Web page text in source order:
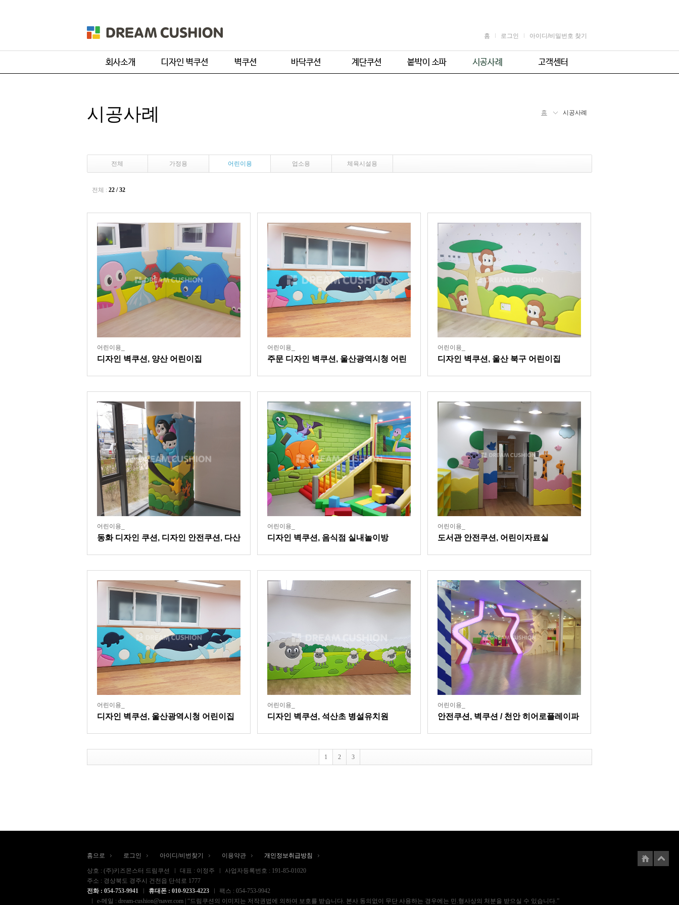
홈 로그인 아이디/비밀번호 찾기
품목별 제작과정
원단컬러샘플
자주 묻는 질문
홈 시공사례
시공사례
전체 가정용 어린이용 업소용 체육시설용
전체 : 22 / 32
어린이용_
디자인 벽쿠션, 양산 어린이집
어린이용_
주문 디자인 벽쿠션, 울산광역시청 어린
어린이용_
디자인 벽쿠션, 울산 북구 어린이집
어린이용_
동화 디자인 쿠션, 디자인 안전쿠션, 다산
어린이용_
디자인 벽쿠션, 음식점 실내놀이방
어린이용_
도서관 안전쿠션, 어린이자료실
어린이용_
디자인 벽쿠션, 울산광역시청 어린이집
어린이용_
디자인 벽쿠션, 석산초 병설유치원
어린이용_
안전쿠션, 벽쿠션 / 천안 히어로플레이파
1 2 3
홈으로 로그인 아이디/비번찾기 이용약관 개인정보취급방침
상호 : (주)키즈몬스터 드림쿠션 대표 : 이정주
사업자등록번호 : 191-85-01020
주소 : 경상북도 경주시 건천읍 단석로 1777
전화 : 054-753-9941
휴대폰 : 010-9233-4223
팩스 : 054-753-9942
e-메일 : dream-cushion@naver.com | “드림쿠션의 이미지는 저작권법에 의하여 보호를 받습니다. 본사 동의없이 무단 사용하는 경우에는 민.형사상의 처분을 받으실 수 있습니다.”